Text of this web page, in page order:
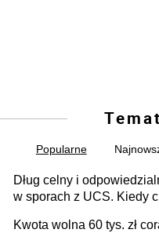
Popularne
Dług celny i
w sporach z UCS. Kiedy
Kwota wolna 60 tys. zł